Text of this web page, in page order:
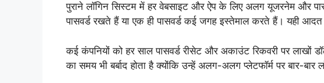
पुराने लॉगिन सिस्टम में हर वेबसाइट और ऐप के लिए अलग यूजरनेम और
पासवर्ड रखते हैं या एक ही पासवर्ड कई जगह इस्तेमाल करते हैं। यही आदत
कई कंपनियों को हर साल पासवर्ड रीसेट और अकाउंट रिकवरी पर लाखों
का समय भी बर्बाद होता है क्योंकि उन्हें अलग-अलग प्लेटफॉर्म पर बार-बार